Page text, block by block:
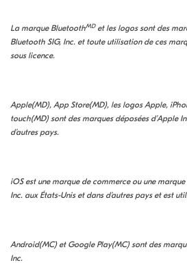
La marque BluetoothMDet les logos sont des
Bluetooth SIG, Inc. et toute utilisation de ces
sous licence.
Apple(MD), App Store(MD), les logos Apple,
touch(MD) sont des marques déposées d’Apple
d’autres pays.
iOS est une marque de commerce ou une
Inc. aux États-Unis et dans d’autres pays et est
Android(MC) et Google Play(MC) sont des
Inc.